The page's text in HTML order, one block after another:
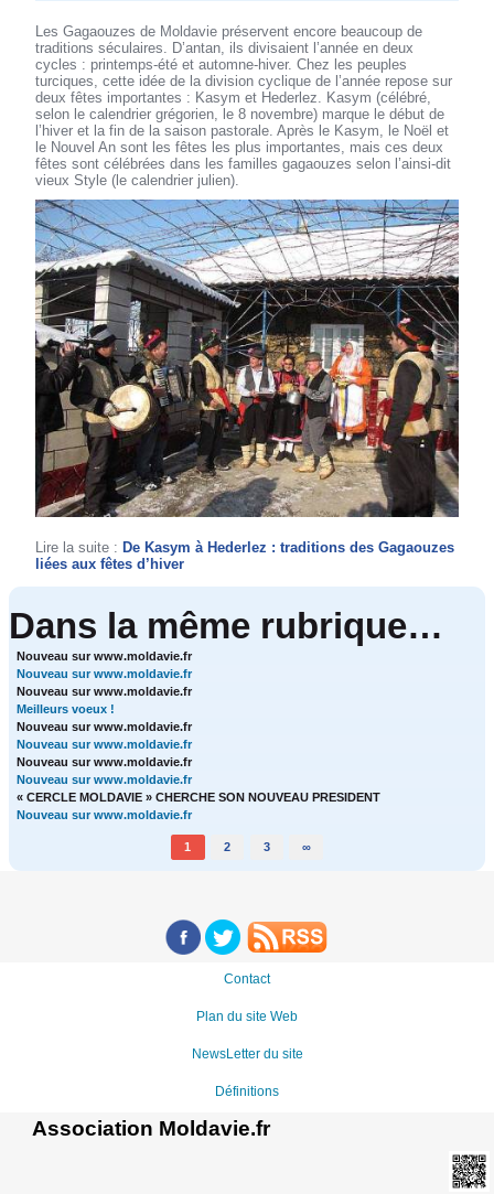
Les Gagaouzes de Moldavie préservent encore beaucoup de
traditions séculaires. D’antan, ils divisaient l’année en deux
cycles : printemps-été et automne-hiver. Chez les peuples
turciques, cette idée de la division cyclique de l’année repose sur
deux fêtes importantes : Kasym et Hederlez. Kasym (célébré,
selon le calendrier grégorien, le 8 novembre) marque le début de
l’hiver et la fin de la saison pastorale. Après le Kasym, le Noël et
le Nouvel An sont les fêtes les plus importantes, mais ces deux
fêtes sont célébrées dans les familles gagaouzes selon l’ainsi-dit
vieux Style (le calendrier julien).
Lire la suite :De Kasym à Hederlez : traditions des Gagaouzes
liées aux fêtes d’hiver
Dans la même rubrique…
Nouveau sur www.moldavie.fr
Nouveau sur www.moldavie.fr
Nouveau sur www.moldavie.fr
Meilleurs voeux !
Nouveau sur www.moldavie.fr
Nouveau sur www.moldavie.fr
Nouveau sur www.moldavie.fr
Nouveau sur www.moldavie.fr
« CERCLE MOLDAVIE » CHERCHE SON NOUVEAU PRESIDENT
Nouveau sur www.moldavie.fr
1 2 3 ∞
Contact
Plan du site Web
NewsLetter du site
Définitions
Association Moldavie.fr